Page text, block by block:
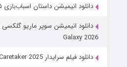
دانلود انیمیشن داستان اسباب‌بازی ۵ Toy Story 5 (2026)
Galaxy 2026
دانلود فیلم سرایدار The Caretaker 2025